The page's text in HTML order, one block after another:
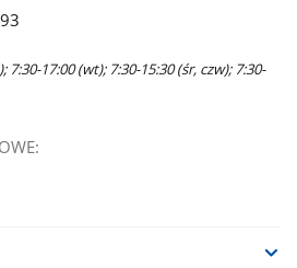
7:30-17:00 (wt); 7:30-15:30 (śr, czw); 7:30-